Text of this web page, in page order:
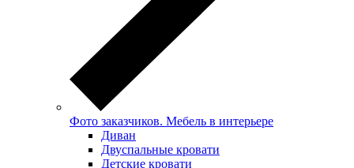
Фото заказчиков. Мебель в интерьере
Диван
Двуспальные кровати
Детские кровати